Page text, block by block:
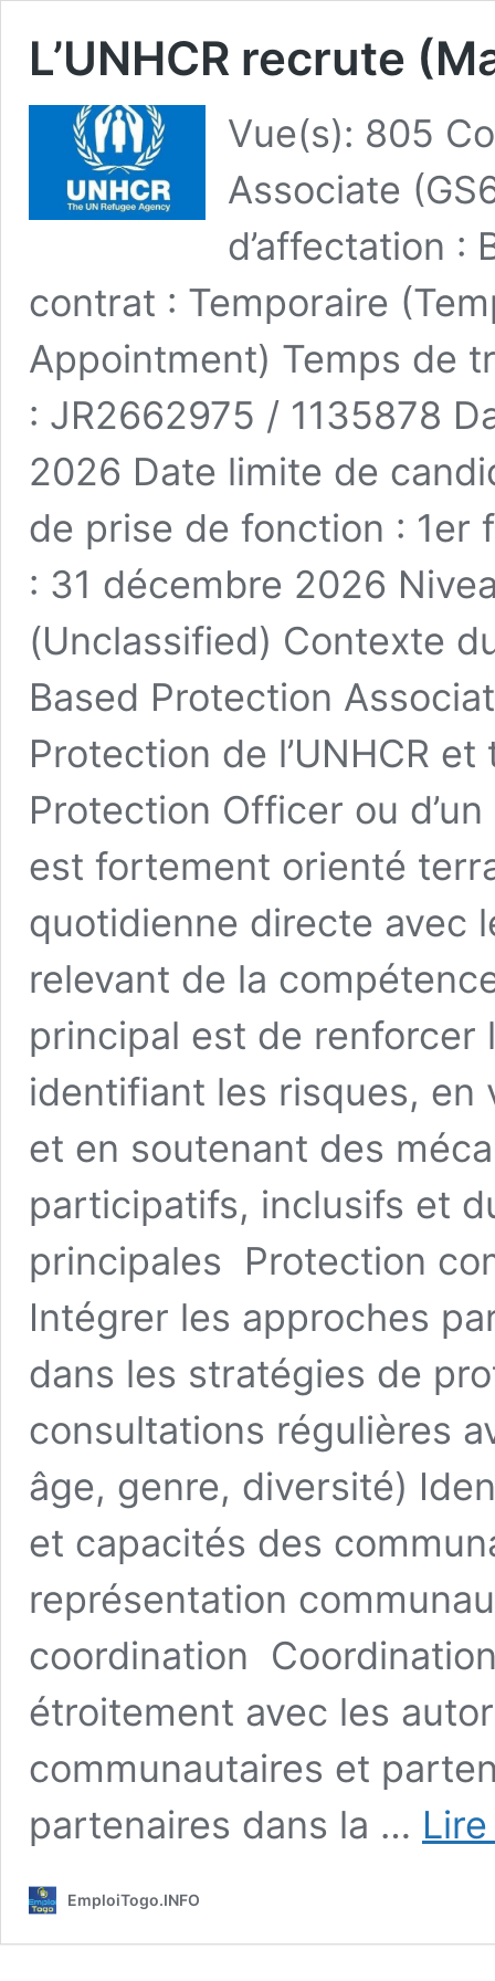
L’UNHCR recrute
Vue(s): 805
Associate
d’affectation :
contrat : Temporaire
Appointment) Temps de
: JR2662975 / 1135878
2026 Date limite de
de prise de fonction : 1er
: 31 décembre 2026
(Unclassified) Contexte
Based Protection
Protection de l’UNHCR
Protection Officer ou
est fortement orienté
quotidienne directe avec
relevant de la
principal est de renforcer
identifiant les risques, en
et en soutenant des
participatifs, inclusifs et
principales Protection
Intégrer les approches
dans les stratégies de
consultations régulières
âge, genre, diversité)
et capacités des
représentation
coordination
étroitement avec les
communautaires et
partenaires dans la …
EmploiTogo.INFO